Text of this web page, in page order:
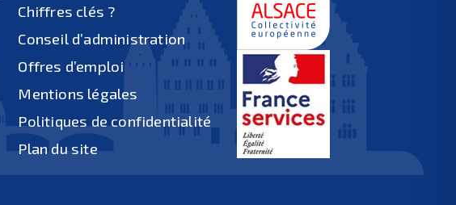
Chiffres clés ?
Conseil d’administration
Offres d’emploi
Mentions légales
Politiques de confidentialité
Plan du site